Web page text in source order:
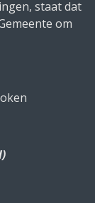
staat dat
om